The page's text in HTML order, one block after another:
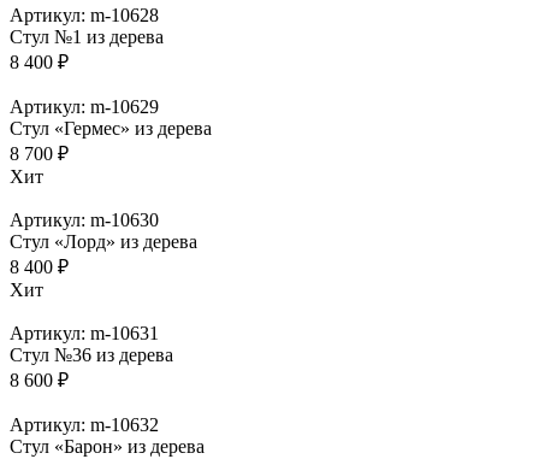
Артикул: m-10628
Стул №1 из дерева
8 400 ₽
Артикул: m-10629
Стул «Гермес» из дерева
8 700 ₽
Хит
Артикул: m-10630
Стул «Лорд» из дерева
8 400 ₽
Хит
Артикул: m-10631
Стул №36 из дерева
8 600 ₽
Артикул: m-10632
Стул «Барон» из дерева